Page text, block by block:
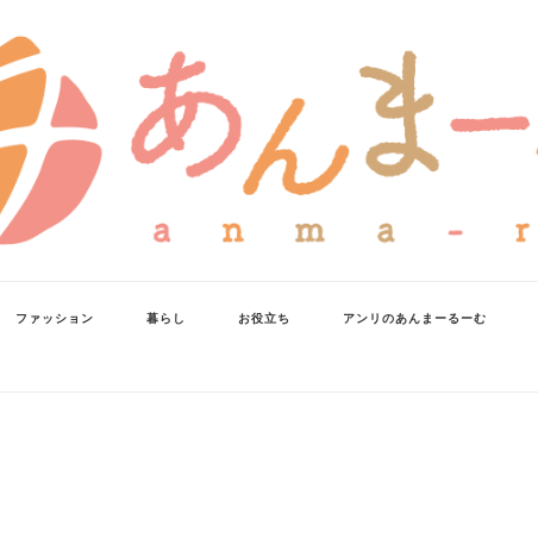
ファッション 暮らし お役立ち アンリのあんまーるーむ